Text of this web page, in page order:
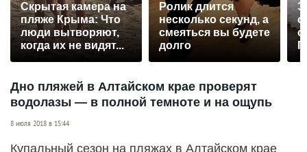
Скрытая камера на
пляже Крыма: Что
люди вытворяют,
когда их не видят...
Ролик длится
несколько секунд, а
смеяться вы будете
долго
Дно пляжей в Алтайском крае проверят
водолазы — в полной темноте и на ощупь
8 июля 2018 в 15:44
Купальный сезон на пляжах в Алтайском крае